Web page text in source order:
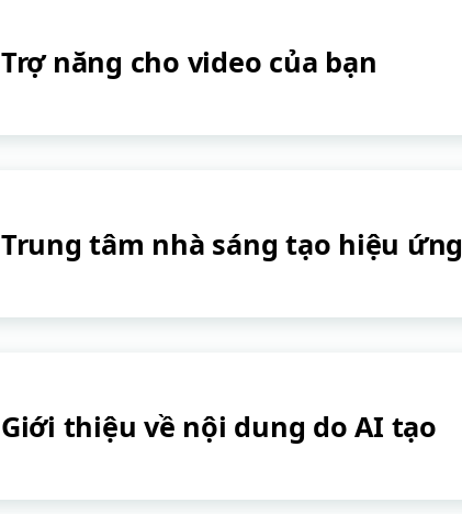
Trợ năng cho video của bạn
Trung tâm nhà sáng tạo hiệu ứng
Giới thiệu về nội dung do AI tạo